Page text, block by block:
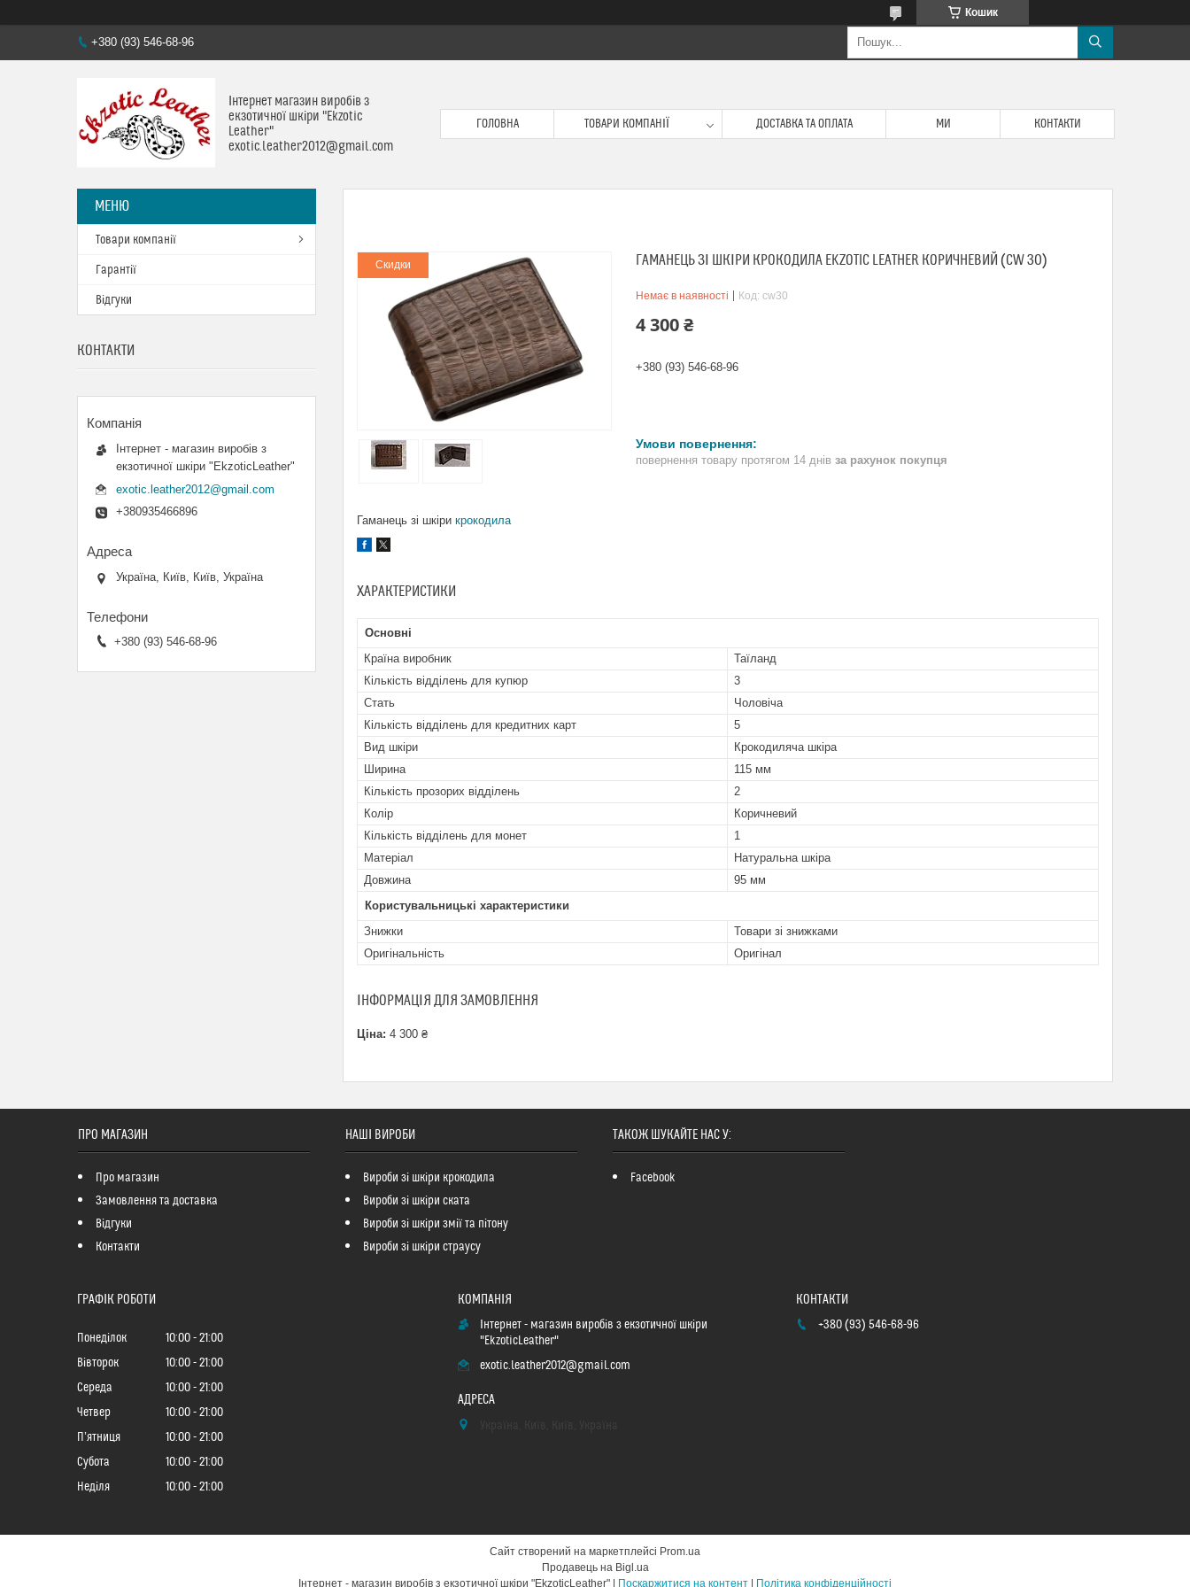
Кошик
+380 (93) 546-68-96
Інтернет магазин виробів з
екзотичної шкіри "Ekzotic
Leather"
exotic.leather2012@gmail.com
ГОЛОВНА ТОВАРИ КОМПАНІЇ ДОСТАВКА ТА ОПЛАТА МИ КОНТАКТИ
Скидки ГАМАНЕЦЬ ЗІ ШКІРИ КРОКОДИЛА EKZOTIC LEATHER КОРИЧНЕВИЙ (CW 30)
Немає в наявності Код: cw30
4 300 ₴
+380 (93) 546-68-96
повернення товару протягом 14 днів за рахунок покупця
Гаманець зі шкіри крокодила
ХАРАКТЕРИСТИКИ
Основні
Країна виробник
Таїланд
Кількість відділень для купюр
3
Стать
Чоловіча
Кількість відділень для кредитних карт
5
Вид шкіри
Крокодиляча шкіра
Ширина
115 мм
Кількість прозорих відділень
2
Колір
Коричневий
Кількість відділень для монет
1
Матеріал
Натуральна шкіра
Довжина
95 мм
Користувальницькі характеристики
Знижки
Товари зі знижками
Оригінальність
Оригінал
ІНФОРМАЦІЯ ДЛЯ ЗАМОВЛЕННЯ
Ціна: 4 300 ₴
Товари компанії
Гарантії
Відгуки
КОНТАКТИ
Інтернет - магазин виробів з
екзотичної шкіри "EkzoticLeather"
exotic.leather2012@gmail.com
+380935466896
Україна, Київ, Київ, Україна
+380 (93) 546-68-96
ПРО МАГАЗИН
Про магазин
Замовлення та доставка
Відгуки
Контакти
НАШІ ВИРОБИ
Вироби зі шкіри крокодила
Вироби зі шкіри ската
Вироби зі шкіри змії та пітону
Вироби зі шкіри страусу
ТАКОЖ ШУКАЙТЕ НАС У:
Facebook
ГРАФІК РОБОТИ
Понеділок 10:00
21:00
Вівторок
10:00
21:00
Середа
10:00
21:00
Четвер
10:00
21:00
Пʼятниця
10:00
21:00
Субота
10:00
21:00
Неділя
10:00 21:00
Інтернет - магазин виробів з екзотичної шкіри
"EkzoticLeather"
exotic.leather2012@gmail.com
+380 (93) 546-68-96
Сайт створений на маркетплейсі Prom.ua
Продавець на Bigl.ua
Поскаржитися на контент Політика конфіденційності